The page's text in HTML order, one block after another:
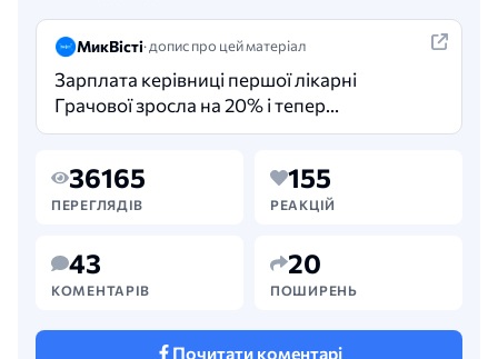
МикВісті· допис про цей матеріал
Зарплата керівниці першої лікарні
Грачової зросла на 20% і тепер
становить понад ₴100 тисяч. У 2025 році
лікарні №1…
36165
ПЕРЕГЛЯДІВ
155
РЕАКЦІЙ
43
КОМЕНТАРІВ
20
ПОШИРЕНЬ
Почитати коментарі